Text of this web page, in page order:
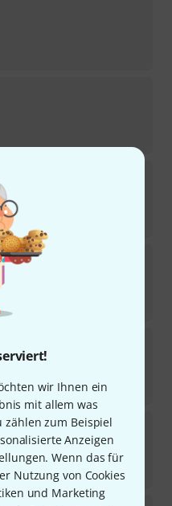
wir Ihnen ein
mit allem was
zählen zum Beispiel
Anzeigen
Wenn das für
Nutzung von Cookies
und Marketing